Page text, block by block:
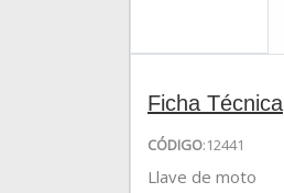
Ficha Técnica
CÓDIGO:12441
Llave de moto